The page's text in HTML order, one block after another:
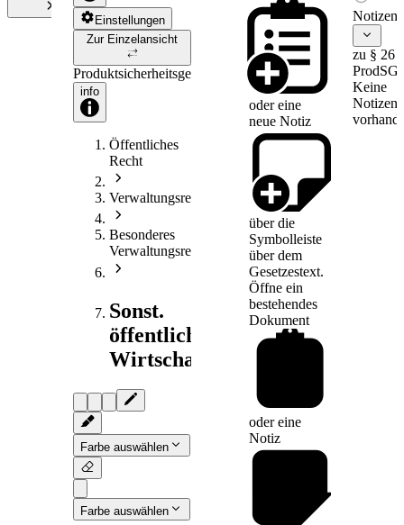
Einstellungen
Zur Einzelansicht
Produktsicherheitsgesetz
info
Öffentliches
Recht
Verwaltungsrecht
Besonderes
Verwaltungsrecht
Sonst.
öffentliches
Wirtschaftsrecht
Farbe auswählen
Farbe auswählen
oder eine
neue Notiz
über die
Symbolleiste
über dem
Gesetzestext.
Öffne ein
bestehendes
Dokument
oder eine
Notiz
Notizen
zu § 26
ProdSG
Keine
Notizen